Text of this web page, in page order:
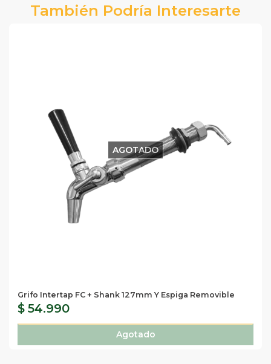
También Podría Interesarte
AGOTADO
Grifo Intertap FC + Shank 127mm Y Espiga Removible
$ 54.990
Agotado